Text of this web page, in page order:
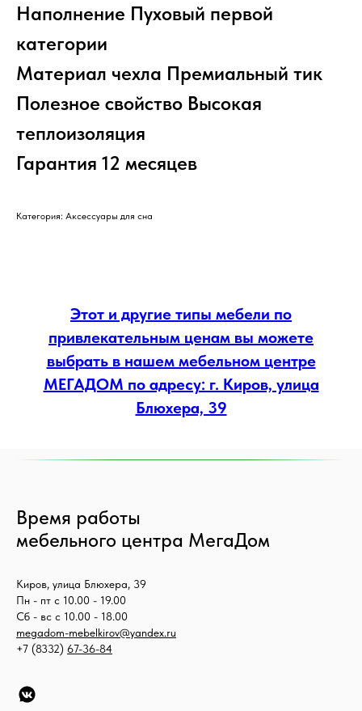
Наполнение Пуховый первой
категории
Материал чехла Премиальный тик
Полезное свойство Высокая
теплоизоляция
Гарантия 12 месяцев
Категория: Аксессуары для сна
Этот и другие типы мебели по
привлекательным ценам вы можете
выбрать в нашем мебельном центре
МЕГАДОМ по адресу: г. Киров, улица
Блюхера, 39
Время работы
мебельного центра МегаДом
Киров, улица Блюхера, 39
Пн - пт с 10.00 - 19.00
Сб - вс с 10.00 - 18.00
megadom-mebelkirov@yandex.ru
+7 (8332) 67-36-84